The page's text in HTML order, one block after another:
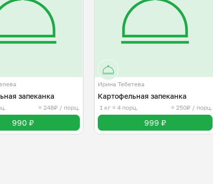
запеканка
≈ 248₽ / порц.
990 ₽
Ирина Тебетева
Картофельная запеканка
1 кг≈ 4 порц. ≈ 250₽ / порц.
999 ₽